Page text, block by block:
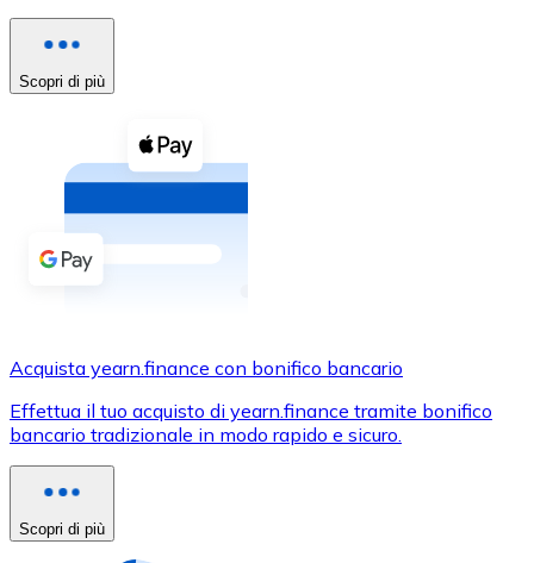
Acquista criptovalute in contanti e altri mezzi di
Bonifico SEPA
Aggiungi fondi al tuo conto Bitnovo o fai acquisti
Carta di credito / debito
Usa le carte Visa e Mastercard per acquistare
Acquista con carta
Negozio - Carte regalo
Nuovo
Scopri di più
Acquista yearn.finance con bonifico bancario
Effettua il tuo acquisto di yearn.finance tramite bonifico
bancario tradizionale in modo rapido e sicuro.
Scopri di più